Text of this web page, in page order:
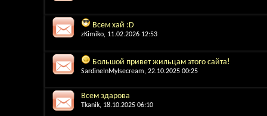
Всем хай :D
zKimiko, 11.02.2026 12:53
Большой привет жильцам этого сайта!
SardineInMyIsecream, 22.10.2025 00:25
Всем здарова
Tkanik, 18.10.2025 06:10